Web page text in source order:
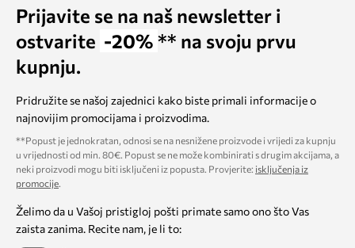
Prijavite se na naš newsletter i
ostvarite -20% ** na svoju prvu
kupnju.
Pridružite se našoj zajednici kako biste primali informacije o
najnovijim promocijama i proizvodima.
**Popust je jednokratan, odnosi se na nesnižene proizvode i vrijedi za kupnju
u vrijednosti od min. 80€. Popust se ne može kombinirati s drugim akcijama, a
neki proizvodi mogu biti isključeni iz popusta. Provjerite: isključenja iz
promocije.
Želimo da u Vašoj pristigloj pošti primate samo ono što Vas
zaista zanima. Recite nam, je li to: